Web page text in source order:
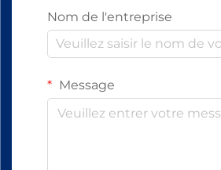
Nom de l'entreprise
Message